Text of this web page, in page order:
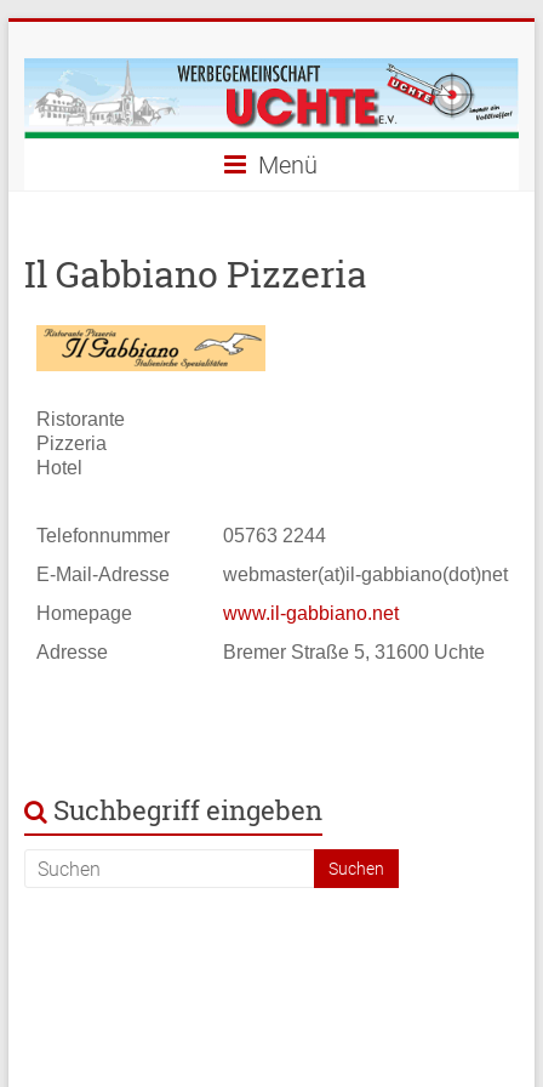
Menü
Il Gabbiano Pizzeria
Ristorante
Pizzeria
Hotel
Telefonnummer
05763 2244
E-Mail-Adresse
webmaster(at)il-gabbiano(dot)net
Homepage
www.il-gabbiano.net
Adresse
Bremer Straße 5, 31600 Uchte
Suchbegriff eingeben